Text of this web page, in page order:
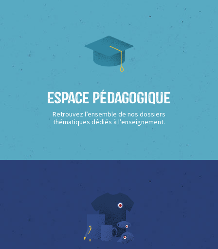
Espace Pédagogique
Retrouvez l’ensemble de nos dossiers
thématiques dédiés à l’enseignement.